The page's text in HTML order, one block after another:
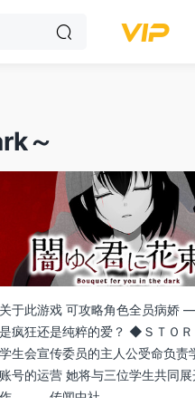
～
关于此游戏 可攻略角色全员病娇
是疯狂还是纯粹的爱？ ◆ＳＴＯ
学生会宣传委员的主人公受命负责
账号的运营 她将与三位学生共同
作……。 传闻中社…